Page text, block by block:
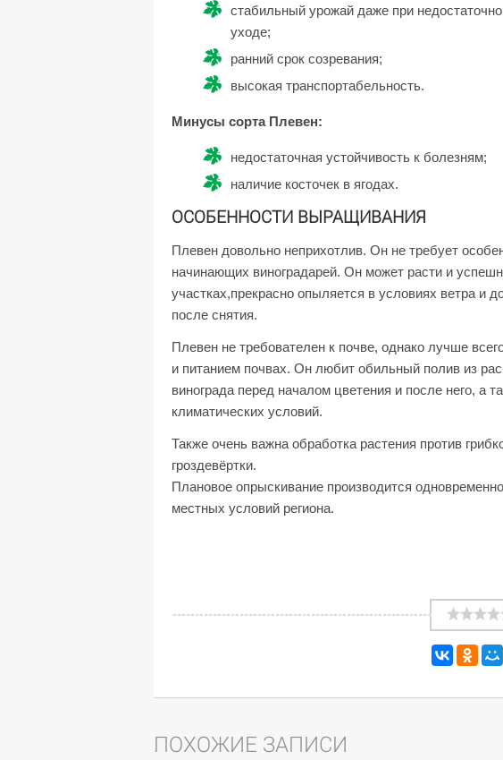
стабильный урожай даже при
уходе;
ранний срок созревания;
высокая транспортабельность.
Минусы сорта Плевен:
недостаточная устойчивость к болезням;
наличие косточек в ягодах.
ОСОБЕННОСТИ ВЫРАЩИВАНИЯ
Плевен довольно неприхотлив. Он не требует
начинающих виноградарей. Он может расти и
участках,прекрасно опыляется в условиях ветра и
после снятия.
Плевен не требователен к почве, однако лучше
и питанием почвах. Он любит обильный полив из
винограда перед началом цветения и после него, а
климатических условий.
Также очень важна обработка растения против
гроздевёртки.
Плановое опрыскивание производится
местных условий региона.
ПОХОЖИЕ ЗАПИСИ